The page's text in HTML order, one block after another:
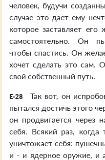
человек, будучи
случае это дает ему
которое заставляет его
самостоятельно. Он
чтобы спастись. Он
хочет сделать это сам.
свой собственный путь.
E-28
Так вот, он
пытался достичь этого
он продвигается через
себя. Всякий раз, когда
уничтожает себя:
и - и ядерное оружие, и